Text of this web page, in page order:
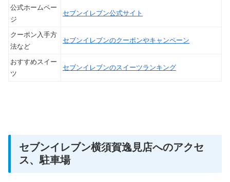
公式ホームペー
ジ
セブンイレブン公式サイト
クーポン入手方
法など
セブンイレブンのクーポンやキャンペーン
おすすめスイー
ツ
セブンイレブンのスイーツランキング
セブンイレブン横須賀逸見店へのアクセ
ス、駐車場